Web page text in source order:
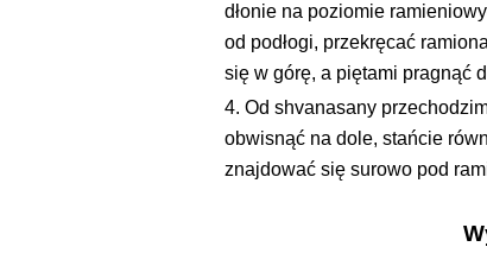
dłonie na poziomie
od podłogi, przekręcać
się w górę, a piętami pragnąć
Od shvanasany
obwisnąć na dole, stańcie
znajdować się surowo pod